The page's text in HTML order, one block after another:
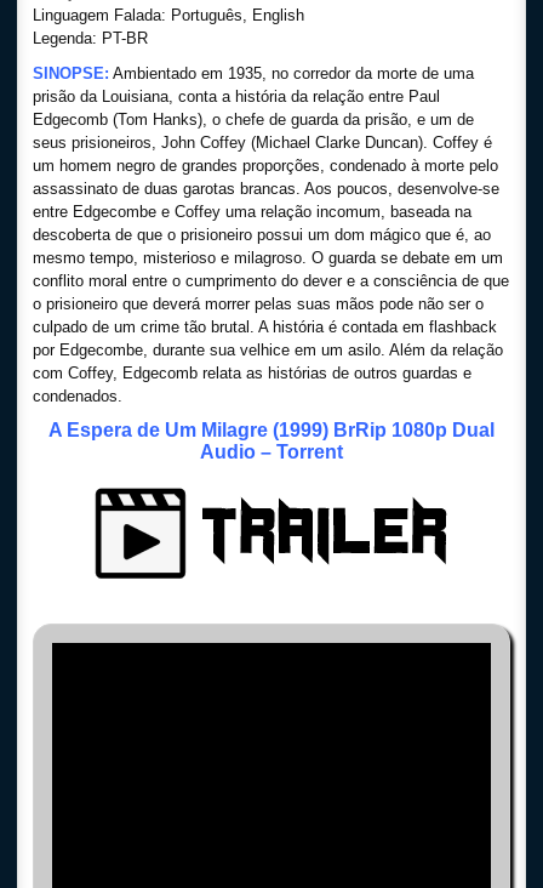
Linguagem Falada: Português, English
Legenda: PT-BR
SINOPSE: Ambientado em 1935, no corredor da morte de uma
prisão da Louisiana, conta a história da relação entre Paul
Edgecomb (Tom Hanks), o chefe de guarda da prisão, e um de
seus prisioneiros, John Coffey (Michael Clarke Duncan). Coffey é
um homem negro de grandes proporções, condenado à morte pelo
assassinato de duas garotas brancas. Aos poucos, desenvolve-se
entre Edgecombe e Coffey uma relação incomum, baseada na
descoberta de que o prisioneiro possui um dom mágico que é, ao
mesmo tempo, misterioso e milagroso. O guarda se debate em um
conflito moral entre o cumprimento do dever e a consciência de que
o prisioneiro que deverá morrer pelas suas mãos pode não ser o
culpado de um crime tão brutal. A história é contada em flashback
por Edgecombe, durante sua velhice em um asilo. Além da relação
com Coffey, Edgecomb relata as histórias de outros guardas e
condenados.
A Espera de Um Milagre (1999) BrRip 1080p Dual
Audio – Torrent